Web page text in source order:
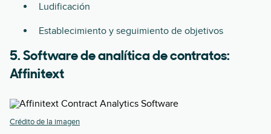
Ludificación
Establecimiento y seguimiento de objetivos
5. Software de analítica de contratos:
Affinitext
Crédito de la imagen